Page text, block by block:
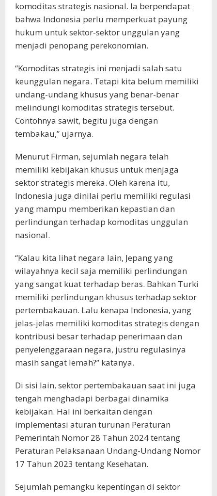
komoditas strategis nasional. Ia berpendapat
bahwa Indonesia perlu memperkuat payung
hukum untuk sektor-sektor unggulan yang
menjadi penopang perekonomian.
“Komoditas strategis ini menjadi salah satu
keunggulan negara. Tetapi kita belum memiliki
undang-undang khusus yang benar-benar
melindungi komoditas strategis tersebut.
Contohnya sawit, begitu juga dengan
tembakau,” ujarnya.
Menurut Firman, sejumlah negara telah
memiliki kebijakan khusus untuk menjaga
sektor strategis mereka. Oleh karena itu,
Indonesia juga dinilai perlu memiliki regulasi
yang mampu memberikan kepastian dan
perlindungan terhadap komoditas unggulan
nasional.
“Kalau kita lihat negara lain, Jepang yang
wilayahnya kecil saja memiliki perlindungan
yang sangat kuat terhadap beras. Bahkan Turki
memiliki perlindungan khusus terhadap sektor
pertembakauan. Lalu kenapa Indonesia, yang
jelas-jelas memiliki komoditas strategis dengan
kontribusi besar terhadap penerimaan dan
penyelenggaraan negara, justru regulasinya
masih sangat lemah?” katanya.
Di sisi lain, sektor pertembakauan saat ini juga
tengah menghadapi berbagai dinamika
kebijakan. Hal ini berkaitan dengan
implementasi aturan turunan Peraturan
Pemerintah Nomor 28 Tahun 2024 tentang
Peraturan Pelaksanaan Undang-Undang Nomor
17 Tahun 2023 tentang Kesehatan.
Sejumlah pemangku kepentingan di sektor